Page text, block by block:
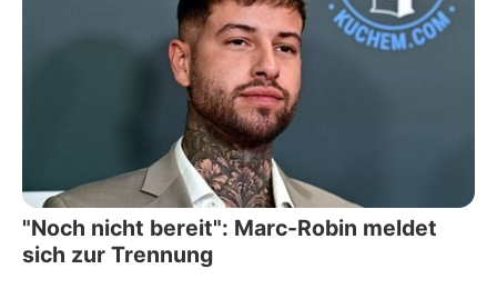
"Noch nicht bereit": Marc-Robin meldet
sich zur Trennung